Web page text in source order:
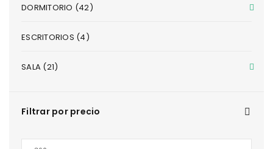
DORMITORIO (42)
ESCRITORIOS (4)
SALA (21)
Filtrar por precio